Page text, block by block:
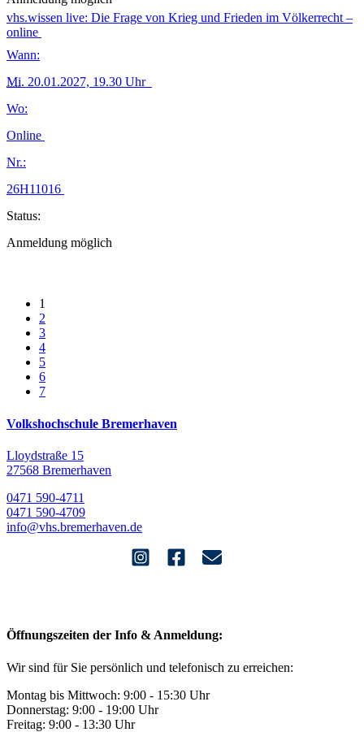
vhs.wissen live: Die Frage von Krieg und Frieden im Völkerrecht –
online
Wann:
Mi. 20.01.2027, 19.30 Uhr
Wo:
Online
Nr.:
26H11016
Status:
Anmeldung möglich
1
2
3
4
5
6
7
Volkshochschule Bremerhaven
Lloydstraße 15
27568 Bremerhaven
0471 590-4711
0471 590-4709
info@vhs.bremerhaven.de
Öffnungszeiten der Info & Anmeldung:
Wir sind für Sie persönlich und telefonisch zu erreichen:
Montag bis Mittwoch: 9:00 - 15:30 Uhr
Donnerstag: 9:00 - 19:00 Uhr
Freitag: 9:00 - 13:30 Uhr